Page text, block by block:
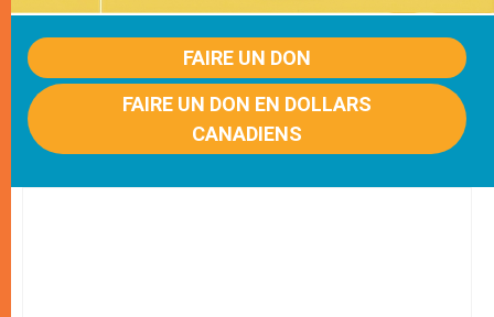
FAIRE UN DON
FAIRE UN DON EN DOLLARS
CANADIENS